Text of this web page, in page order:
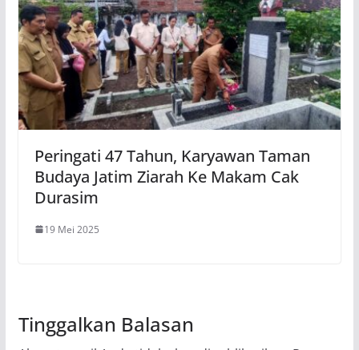
Peringati 47 Tahun, Karyawan Taman
Budaya Jatim Ziarah Ke Makam Cak
Durasim
19 Mei 2025
Tinggalkan Balasan